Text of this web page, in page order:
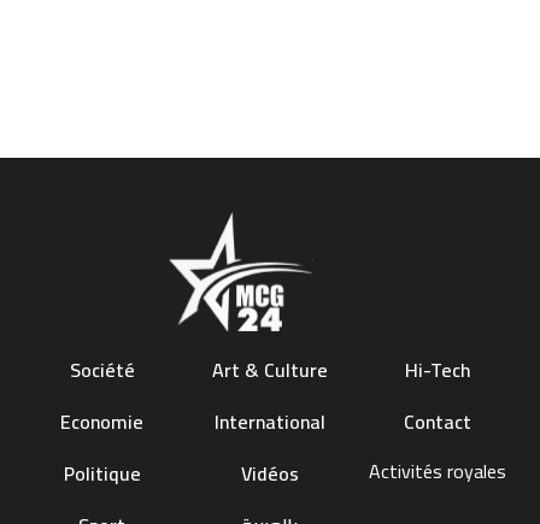
Société
Economie
Politique
Art & Culture
International
Vidéos
Hi-Tech
Contact
Activités royales